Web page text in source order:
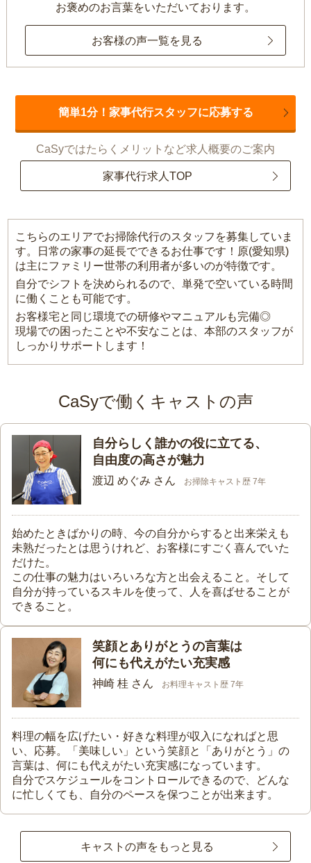
お褒めのお言葉をいただいております。
お客様の声一覧を見る
簡単1分！家事代行スタッフに応募する
CaSyではたらくメリットなど求人概要のご案内
家事代行求人TOP
こちらのエリアでお掃除代行のスタッフを募集していま
す。日常の家事の延長でできるお仕事です！原(愛知県)
は主にファミリー世帯の利用者が多いのが特徴です。
自分でシフトを決められるので、単発で空いている時間
に働くことも可能です。
お客様宅と同じ環境での研修やマニュアルも完備◎
現場での困ったことや不安なことは、本部のスタッフが
しっかりサポートします！
CaSyで働くキャストの声
自分らしく誰かの役に立てる、
自由度の高さが魅力
渡辺 めぐみ さん お掃除キャスト歴 7年
始めたときばかりの時、今の自分からすると出来栄えも
未熟だったとは思うけれど、お客様にすごく喜んでいた
だけた。
この仕事の魅力はいろいろな方と出会えること。そして
自分が持っているスキルを使って、人を喜ばせることが
できること。
笑顔とありがとうの言葉は
何にも代えがたい充実感
神崎 桂 さん お料理キャスト歴 7年
料理の幅を広げたい・好きな料理が収入になればと思
い、応募。「美味しい」という笑顔と「ありがとう」の
言葉は、何にも代えがたい充実感になっています。
自分でスケジュールをコントロールできるので、どんな
に忙しくても、自分のペースを保つことが出来ます。
キャストの声をもっと見る